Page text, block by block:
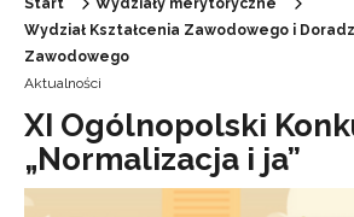
Start
Wydziały merytoryczne
Wydział Kształcenia Zawodowego i
Zawodowego
Aktualności
XI Ogólnopolski
„Normalizacja i ja”